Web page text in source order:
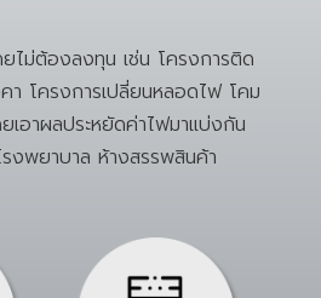
ไม่ต้องลงทุน เช่น โครงการติด
า โครงการเปลี่ยนหลอดไฟ โคม
อาผลประหยัดค่าไฟมาแบ่งกัน
งพยาบาล ห้างสรรพสินค้า